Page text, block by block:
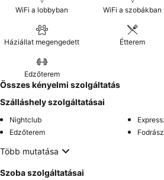
WiFi a lobbyban WiFi a szobákban
Háziállat megengedett Étterem
Edzőterem
Összes kényelmi szolgáltatás
Szálláshely szolgáltatásai
Nightclub
Edzőterem
Fodrász
Több mutatása
Szoba szolgáltatásai